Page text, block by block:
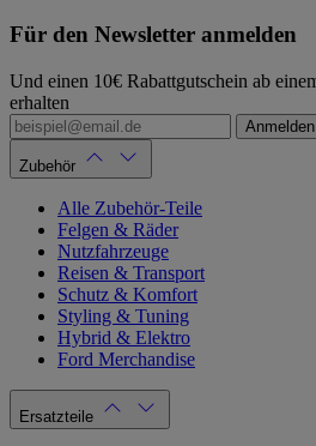
Für den Newsletter anmelden
Und einen 10€ Rabattgutschein ab
erhalten
Anmelden
Zubehör
Alle Zubehör-Teile
Felgen & Räder
Nutzfahrzeuge
Reisen & Transport
Schutz & Komfort
Styling & Tuning
Hybrid & Elektro
Ford Merchandise
Ersatzteile